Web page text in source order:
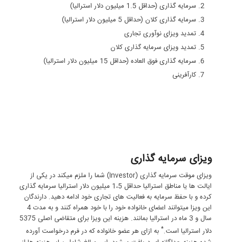
سرمایه‏ گذاری (حداقل 1.5 میلیون دلار استرالیا)
سرمایه ‏گذاری کلان (حداقل 5 میلیون دلار استرالیا)
تمدید ویزای نوآوری تجاری
تمدید ویزای سرمایه گذاری کلان
سرمایه گذاری فوق‏ العاده (حداقل 15 میلیون دلار استرالیا)
کارآفرینی
ویزای سرمایه گذاری
ویزای موقت سرمایه‏ گذاری (Investor) شما را ملزم می‏کند در یکی از
ایالت‏ ها یا مناطق استرالیا حداقل 1،5 میلیون دلار استرالیا سرمایه‏ گذاری
کرده و با حفظ سرمایه به فعالیت‏ های تجاری خود ادامه دهید. دارندگان
این ویزا می‏توانند اعضای خانواده خود را با خود همراه کنند و به مدت 4
سال و 3 ماه در استرالیا بمانند. هزینه این ویزا برای متقاضی اصلی 5375
دلار استرالیا است.*به ازای هر عضو خانواده که در فرم درخواست آورده